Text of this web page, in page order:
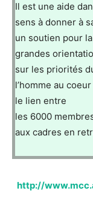
Il est une aide
sens à donner à
un soutien pour
grandes
sur les priorités
l’homme au
le lien entre
les 6000
aux cadres en
http://